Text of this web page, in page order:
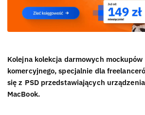
Kolejna kolekcja darmowych
komercyjnego, specjalnie dla
się z PSD przedstawiających
MacBook.